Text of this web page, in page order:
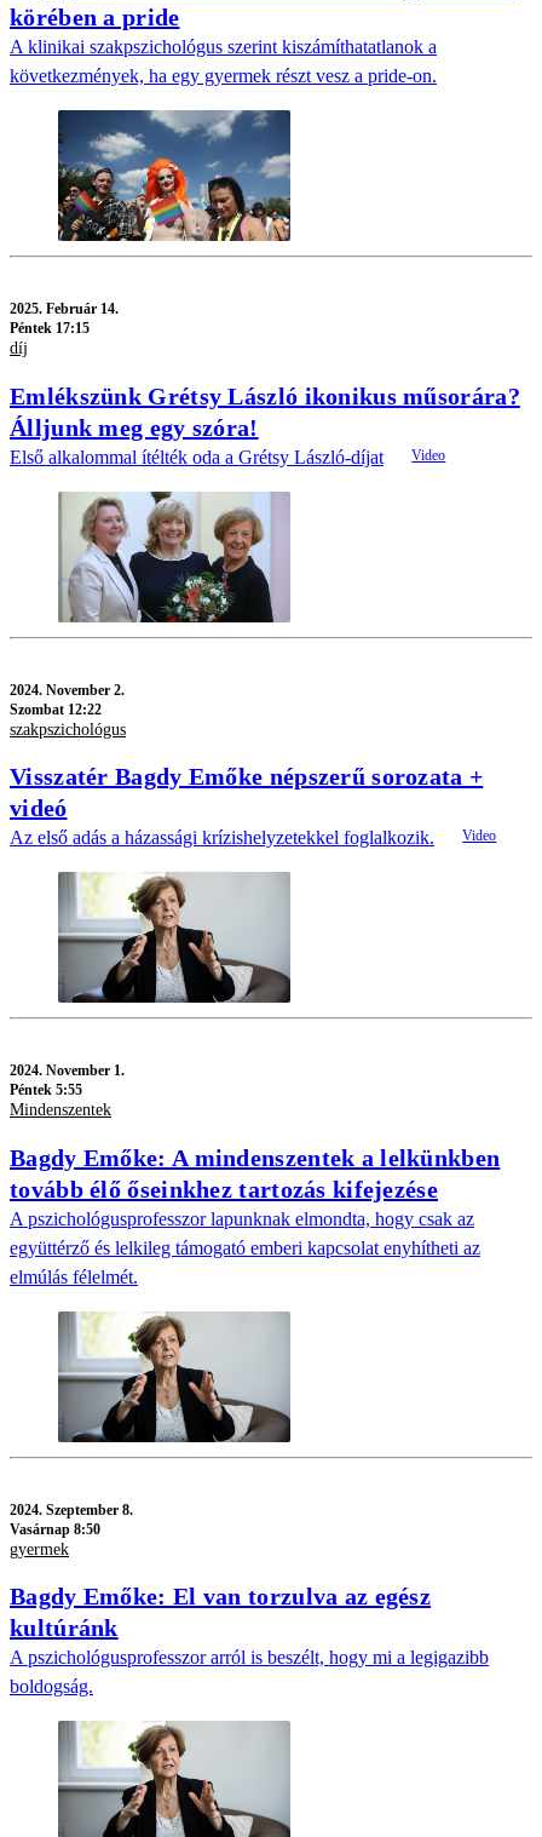
körében a pride
A klinikai szakpszichológus szerint kiszámíthatatlanok a
következmények, ha egy gyermek részt vesz a pride-on.
2025. Február 14.
Péntek 17:15
díj
Emlékszünk Grétsy László ikonikus műsorára?
Álljunk meg egy szóra!
Első alkalommal ítélték oda a Grétsy László-díjat
2024. November 2.
Szombat 12:22
szakpszichológus
Visszatér Bagdy Emőke népszerű sorozata +
videó
Az első adás a házassági krízishelyzetekkel foglalkozik.
2024. November 1.
Péntek 5:55
Mindenszentek
Bagdy Emőke: A mindenszentek a lelkünkben
tovább élő őseinkhez tartozás kifejezése
A pszichológusprofesszor lapunknak elmondta, hogy csak az
együttérző és lelkileg támogató emberi kapcsolat enyhítheti az
elmúlás félelmét.
2024. Szeptember 8.
Vasárnap 8:50
gyermek
Bagdy Emőke: El van torzulva az egész
kultúránk
A pszichológusprofesszor arról is beszélt, hogy mi a legigazibb
boldogság.